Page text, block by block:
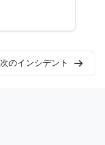
次のインシデント